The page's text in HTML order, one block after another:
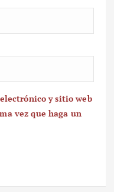
y sitio web
vez que haga un